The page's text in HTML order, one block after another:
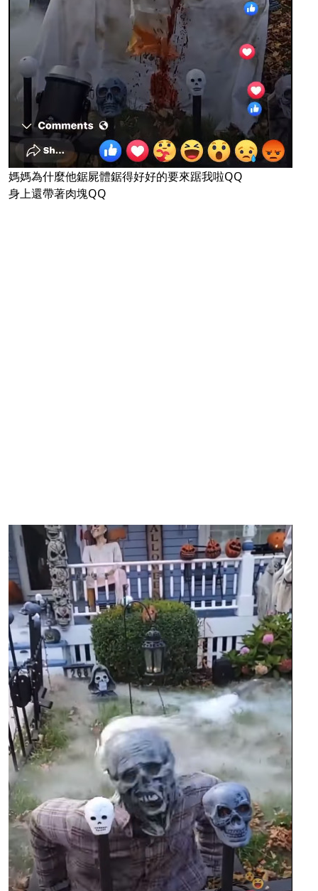
媽媽為什麼他鋸屍體鋸得好好的要來踞我啦QQ
身上還帶著肉塊QQ